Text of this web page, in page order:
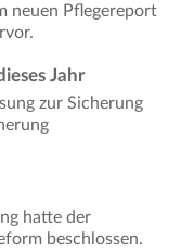
neuen Pflegereport
Jahr
zur Sicherung
hatte der
beschlossen.